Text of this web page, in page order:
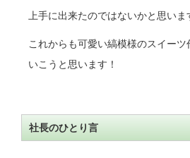
上手に出来たのではないかと思いま
これからも可愛い縞模様のスイー
いこうと思います！
社長のひとり言